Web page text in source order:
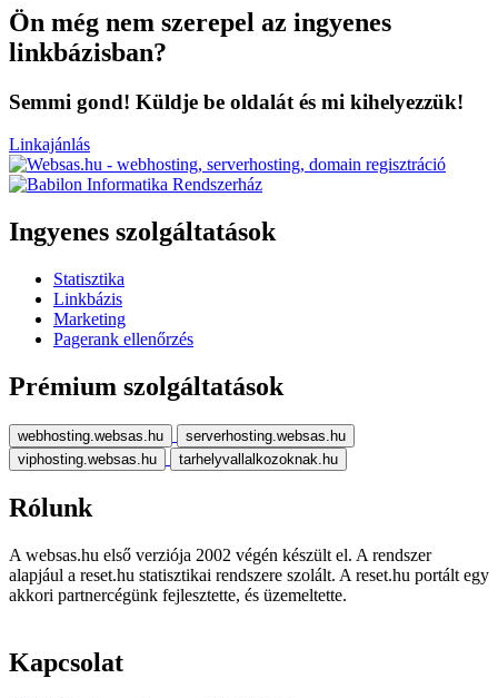
Ön még nem szerepel az ingyenes
linkbázisban?
Semmi gond! Küldje be oldalát és mi kihelyezzük!
Linkajánlás
Ingyenes szolgáltatások
Statisztika
Linkbázis
Marketing
Pagerank ellenőrzés
Prémium szolgáltatások
webhosting.websas.hu
serverhosting.websas.hu
viphosting.websas.hu
tarhelyvallalkozoknak.hu
Rólunk
A websas.hu első verziója 2002 végén készült el. A rendszer
alapjául a reset.hu statisztikai rendszere szolált. A reset.hu portált egy
akkori partnercégünk fejlesztette, és üzemeltette.
Kapcsolat